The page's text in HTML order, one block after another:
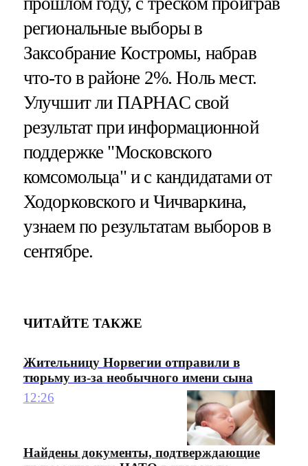
региональные выборы в
Заксобрание Костромы, набрав
что-то в районе 2%. Ноль мест.
Улучшит ли ПАРНАС свой
результат при информационной
поддержке "Московского
комсомольца" и с кандидатами от
Ходорковского и Чичваркина,
узнаем по результатам выборов в
сентябре.
ЧИТАЙТЕ ТАКЖЕ
Жительницу Норвегии отправили в
тюрьму из-за необычного имени сына
12:26
Найдены документы, подтверждающие